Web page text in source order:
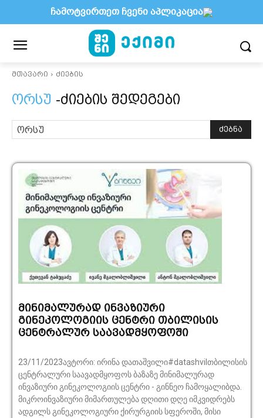
მთავარი ძიების
ორსუ -ძიების შედეგები
ძებნა
მინიმალურად ინვაზიური
გინეკოლოგიის ცენტრი თბილისის
ცენტრალურ საავადმყოფოში
23/11/2023ავტორი: ირინა დათაშვილი#datashvilთბილისის
ცენტრალური საავადმყოფოს ბაზაზე მინიმალურად
ინვაზიური გინეკოლოგიის ცენტრი - გინნეო ჩამოყალიბდა.
მიკროინვაზიური მიმართულება დღითი დღე იმკვიდრებს
ადგილს გინეკოლოგიური ქირურგიის სფეროში, მისი
ჩამოტვირთეთ ჩვენი აპლიკაცია